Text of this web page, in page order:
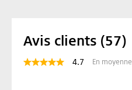
Avis clients (57)
4.7 En moyenne